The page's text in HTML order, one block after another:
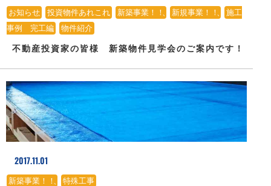
お知らせ、 投資物件あれこれ、 新築事業！！ 新規事業！！
施工
事例 完工編、 物件紹介
不動産投資家の皆様 新築物件見学会のご案内です！
2017.11.01
新築事業！！ 特殊工事